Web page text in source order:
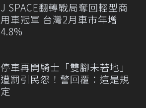
J SPACE翻轉戰局奪回輕型商
用車冠軍 台灣2月車市年增
4.8%
停車再開騎士「雙腳未著地」
遭罰引民怨！警回覆：這是規
定